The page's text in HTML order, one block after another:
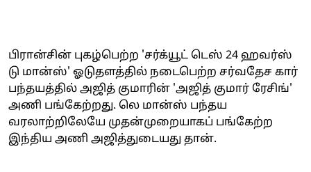
பிரான்சின் புகழ்பெற்ற 'சர்க்யூட் டெஸ் 24 ஹவர்ஸ்
டு மான்ஸ்' ஓடுதளத்தில் நடைபெற்ற சர்வதேச கார்
பந்தயத்தில் அஜித் குமாரின் 'அஜித் குமார் ரேசிங்'
அணி பங்கேற்றது. லெ மான்ஸ் பந்தய
வரலாற்றிலேயே முதன்முறையாகப் பங்கேற்ற
இந்திய அணி அஜித்துடையது தான்.